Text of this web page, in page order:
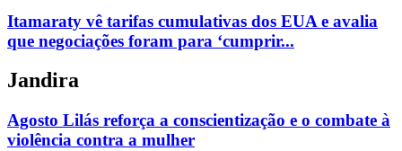
Itamaraty vê tarifas cumulativas dos EUA e avalia
que negociações foram para ‘cumprir...
Jandira
Agosto Lilás reforça a conscientização e o combate à
violência contra a mulher